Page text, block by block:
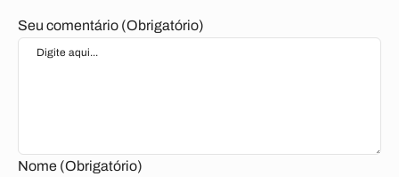
Seu comentário (Obrigatório)
Nome (Obrigatório)